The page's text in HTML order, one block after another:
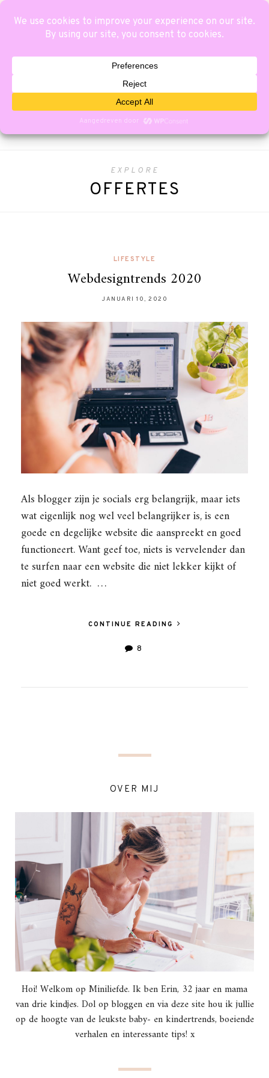
EXPLORE
OFFERTES
LIFESTYLE
Webdesigntrends 2020
JANUARI 10, 2020
Als blogger zijn je socials erg belangrijk, maar iets
wat eigenlijk nog wel veel belangrijker is, is een
goede en degelijke website die aanspreekt en goed
functioneert. Want geef toe, niets is vervelender dan
te surfen naar een website die niet lekker kijkt of
niet goed werkt. …
CONTINUE READING
8
OVER MIJ
Hoi! Welkom op Miniliefde. Ik ben Erin, 32 jaar en mama
van drie kindjes. Dol op bloggen en via deze site hou ik jullie
op de hoogte van de leukste baby- en kindertrends, boeiende
verhalen en interessante tips! x